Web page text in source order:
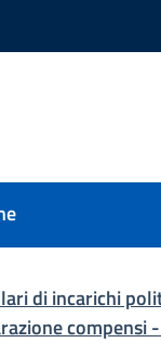
di incarichi
compensi